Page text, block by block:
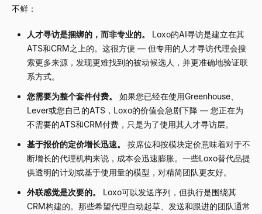
不鲜：
人才寻访是捆绑的，而非专业的。
Loxo的AI寻访是建立在其
ATS和CRM之上的。这很方便 — 但专用的人才寻访代理会搜
索更多来源，发现更难找到的被动候选人，并更准确地验证联
系方式。
您需要为整个套件付费。
如果您已经在使用Greenhouse、
Lever或您自己的ATS，Loxo的价值会急剧下降 — 您正在为
不需要的ATS和CRM付费，只是为了使用其人才寻访层。
基于报价的定价增长迅速。
按席位和按模块定价意味着对于不
断增长的代理机构来说，成本会迅速膨胀。一些Loxo替代品提
供透明的计划或基于使用量的模型，对精简团队更友好。
外联感觉是次要的。
Loxo可以发送序列，但执行是围绕其
CRM构建的。那些希望代理自动起草、发送和跟进的团队通常